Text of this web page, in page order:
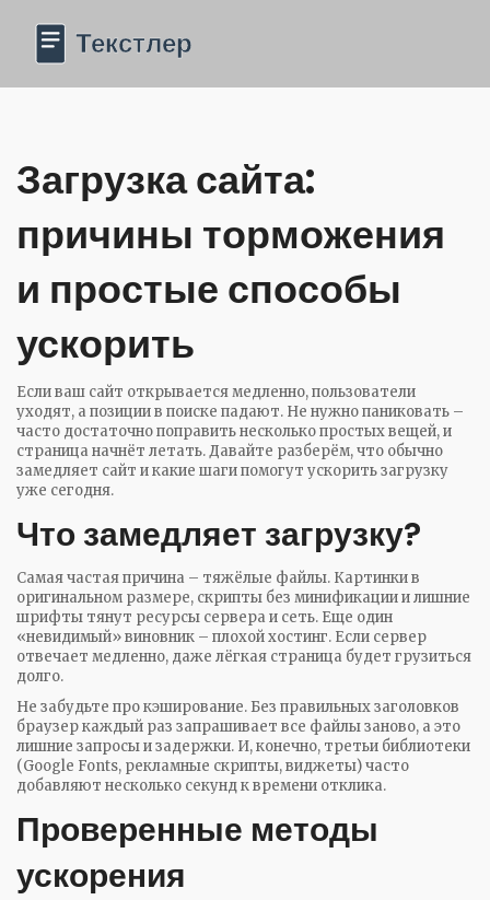
Загрузка сайта:
причины торможения
и простые способы
ускорить
Если ваш сайт открывается медленно, пользователи
уходят, а позиции в поиске падают. Не нужно паниковать –
часто достаточно поправить несколько простых вещей, и
страница начнёт летать. Давайте разберём, что обычно
замедляет сайт и какие шаги помогут ускорить загрузку
уже сегодня.
Что замедляет загрузку?
Самая частая причина – тяжёлые файлы. Картинки в
оригинальном размере, скрипты без минификации и лишние
шрифты тянут ресурсы сервера и сеть. Еще один
«невидимый» виновник – плохой хостинг. Если сервер
отвечает медленно, даже лёгкая страница будет грузиться
долго.
Не забудьте про кэширование. Без правильных заголовков
браузер каждый раз запрашивает все файлы заново, а это
лишние запросы и задержки. И, конечно, третьи библиотеки
(Google Fonts, рекламные скрипты, виджеты) часто
добавляют несколько секунд к времени отклика.
Проверенные методы
ускорения